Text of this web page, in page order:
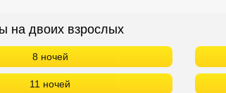
на двоих взрослых
8 ночей
11 ночей